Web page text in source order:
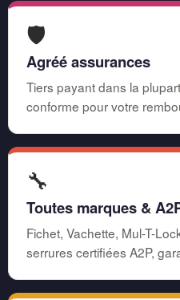
🛡️
Agréé assurances
Tiers payant dans la
conforme pour votre
🔧
Toutes marques &
Fichet, Vachette, Mul-T-
serrures certifiées A2P,